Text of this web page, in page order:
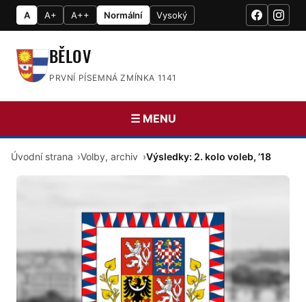
A A+ A++ Normální Vysoký
BĚLOV
PRVNÍ PÍSEMNÁ ZMÍNKA 1141
☰ MENU
Úvodní strana Volby, archiv Výsledky: 2. kolo voleb, ’18